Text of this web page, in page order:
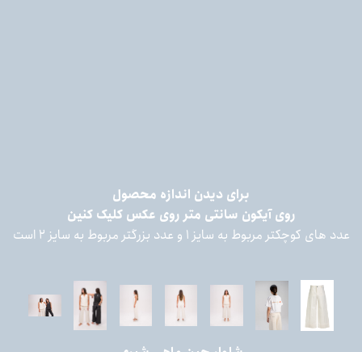
برای دیدن اندازه محصول
روی آیکون سانتی متر روی عکس کلیک کنین
عدد های کوچکتر مربوط به سایز ۱ و عدد بزرگتر مربوط به سایز ۲ است